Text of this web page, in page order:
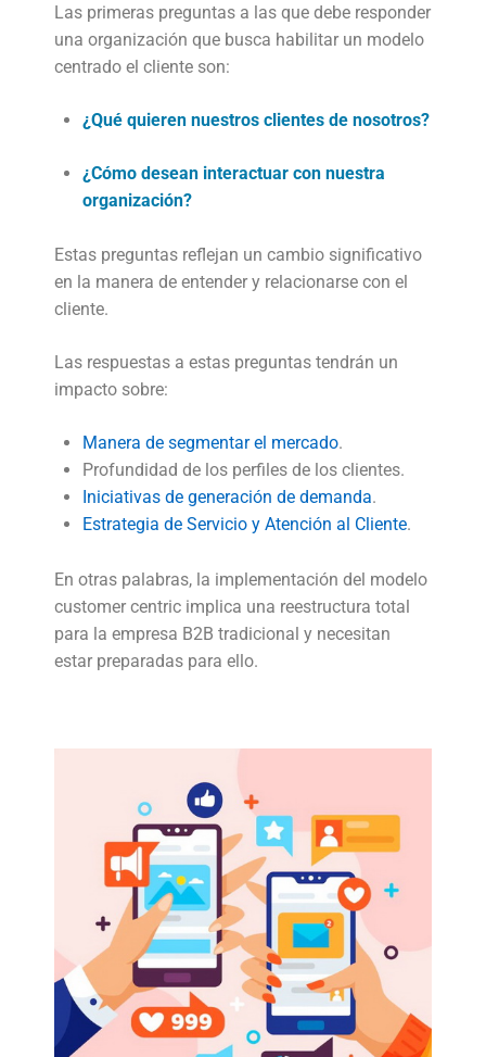
Las primeras preguntas a las que debe responder
una organización que busca habilitar un modelo
centrado el cliente son:
¿Qué quieren nuestros clientes de nosotros?
¿Cómo desean interactuar con nuestra
organización?
Estas preguntas reflejan un cambio significativo
en la manera de entender y relacionarse con el
cliente.
Las respuestas a estas preguntas tendrán un
impacto sobre:
Manera de segmentar el mercado.
Profundidad de los perfiles de los clientes.
Iniciativas de generación de demanda.
Estrategia de Servicio y Atención al Cliente.
En otras palabras, la implementación del modelo
customer centric implica una reestructura total
para la empresa B2B tradicional y necesitan
estar preparadas para ello.